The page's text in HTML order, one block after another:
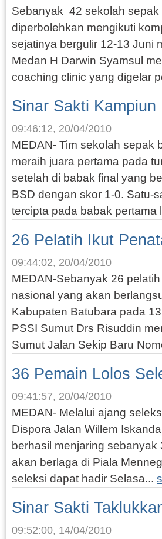
Sebanyak 42 sekolah sepak
diperbolehkan mengikuti
sejatinya bergulir 12-13 Juni
Medan H Darwin Syamsul
coaching clinic yang digelar
Sinar Sakti Kampiun
09:46:12, 20/04/2010
MEDAN- Tim sekolah sepak
meraih juara pertama pada
setelah di babak final yang
BSD dengan skor 1-0. Satu-
tercipta pada babak pertama
26 Pelatih Ikut
09:44:02, 20/04/2010
MEDAN-Sebanyak 26
nasional yang akan
Kabupaten Batubara pada
PSSI Sumut Drs Risuddin
Sumut Jalan Sekip Baru
36 Pemain Lolos
09:41:57, 20/04/2010
MEDAN- Melalui ajang
Dispora Jalan Willem
berhasil menjaring
akan berlaga di Piala
seleksi dapat hadir Selasa...
Sinar Sakti
09:52:00, 14/04/2010